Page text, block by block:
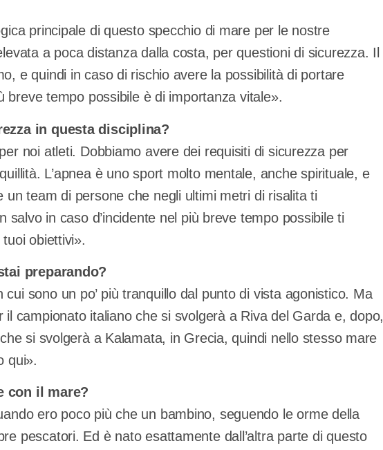
principale di questo specchio di mare per le nostre
a poca distanza dalla costa, per questioni di sicurezza. Il
e quindi in caso di rischio avere la possibilità di portare
breve tempo possibile è di importanza vitale».
in questa disciplina?
noi atleti. Dobbiamo avere dei requisiti di sicurezza per
L’apnea è uno sport molto mentale, anche spirituale, e
un team di persone che negli ultimi metri di risalita ti
salvo in caso d’incidente nel più breve tempo possibile ti
obiettivi».
preparando?
cui sono un po’ più tranquillo dal punto di vista agonistico. Ma
il campionato italiano che si svolgerà a Riva del Garda e, dopo,
si svolgerà a Kalamata, in Grecia, quindi nello stesso mare
qui».
con il mare?
ero poco più che un bambino, seguendo le orme della
pescatori. Ed è nato esattamente dall’altra parte di questo